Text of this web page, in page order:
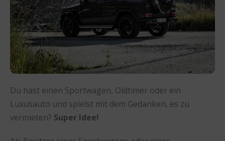
Du hast einen Sportwagen, Oldtimer oder ein
Luxusauto und spielst mit dem Gedanken, es zu
vermieten? Super Idee!